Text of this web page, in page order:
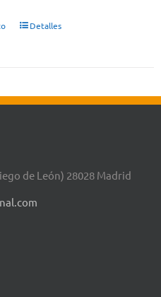
Detalles
de León) 28028 Madrid